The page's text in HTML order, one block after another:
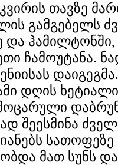
თავზე
გამგებელს
და
ჩამოუტანა.
დაიგეგმა.
დღის
შეესმინა
მათ სუნს